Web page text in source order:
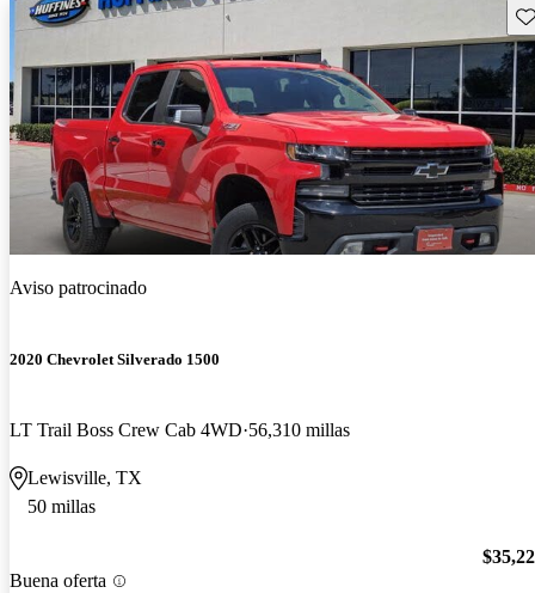
Aviso patrocinado
2020 Chevrolet Silverado 1500
LT Trail Boss Crew Cab 4WD 56,310 millas
Lewisville, TX
50 millas
Buena oferta